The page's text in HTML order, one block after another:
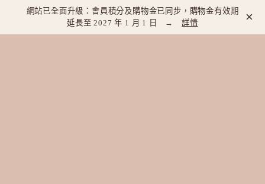
網站已全面升級：會員積分及購物金已同步，購物金有效期
延長至 2027 年 1 月 1 日 →詳情 ×